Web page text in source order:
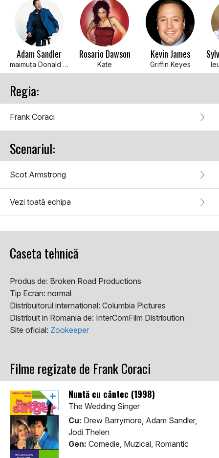
Adam Sandler
maimuța Donald (voce)
Rosario Dawson
Kate
Kevin James
Griffin Keyes
Regia:
Frank Coraci
Scenariul:
Scot Armstrong
Vezi toată echipa
Caseta tehnică
Produs de: Broken Road Productions
Tip Ecran: normal
Distribuitorul international: Columbia Pictures
Distribuit in Romania de: InterComFilm Distribution
Site oficial: Zookeeper
Filme regizate de Frank Coraci
Nuntă cu cântec (1998)
The Wedding Singer
Cu: Drew Barrymore, Adam Sandler,
Jodi Thelen
Gen: Comedie, Muzical, Romantic